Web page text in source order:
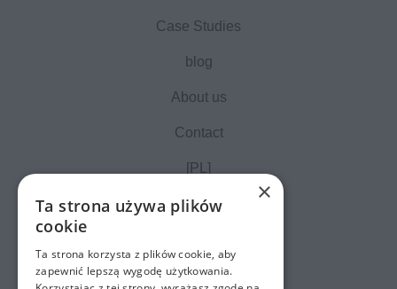
Case Studies
blog
About us
Contact
[PL]
×
Ta strona używa plików
cookie
Ta strona korzysta z plików cookie, aby
zapewnić lepszą wygodę użytkowania.